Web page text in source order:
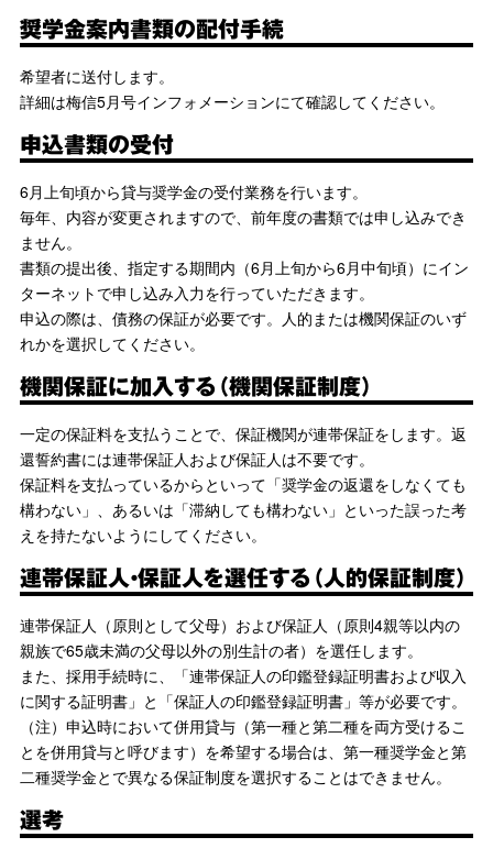
奨学金案内書類の配付手続
希望者に送付します。
詳細は梅信5月号インフォメーションにて確認してください。
申込書類の受付
6月上旬頃から貸与奨学金の受付業務を行います。
毎年、内容が変更されますので、前年度の書類では申し込みでき
ません。
書類の提出後、指定する期間内（6月上旬から6月中旬頃）にイン
ターネットで申し込み入力を行っていただきます。
申込の際は、債務の保証が必要です。人的または機関保証のいず
れかを選択してください。
機関保証に加入する（機関保証制度）
一定の保証料を支払うことで、保証機関が連帯保証をします。返
還誓約書には連帯保証人および保証人は不要です。
保証料を支払っているからといって「奨学金の返還をしなくても
構わない」、あるいは「滞納しても構わない」といった誤った考
えを持たないようにしてください。
連帯保証人・保証人を選任する（人的保証制度）
連帯保証人（原則として父母）および保証人（原則4親等以内の
親族で65歳未満の父母以外の別生計の者）を選任します。
また、採用手続時に、「連帯保証人の印鑑登録証明書および収入
に関する証明書」と「保証人の印鑑登録証明書」等が必要です。
（注）申込時において併用貸与（第一種と第二種を両方受けるこ
とを併用貸与と呼びます）を希望する場合は、第一種奨学金と第
二種奨学金とで異なる保証制度を選択することはできません。
選考